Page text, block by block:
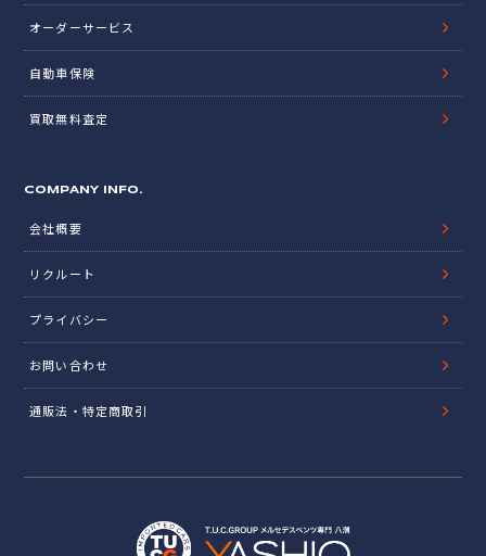
オーダーサービス
自動車保険
買取無料査定
COMPANY INFO.
会社概要
リクルート
プライバシー
お問い合わせ
通販法・特定商取引